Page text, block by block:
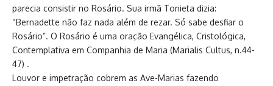
parecia consistir no Rosário. Sua irmã Tonieta dizia:
“Bernadette não faz nada além de rezar. Só sabe desfiar o
Rosário”. O Rosário é uma oração Evangélica, Cristológica,
Contemplativa em Companhia de Maria (Marialis Cultus, n.44-
47) .
Louvor e impetração cobrem as Ave-Marias fazendo